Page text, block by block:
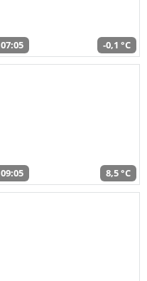
07:05 -0,1 °C
09:05 8,5 °C